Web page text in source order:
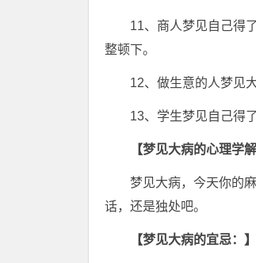
11、商人梦见自己得
整顿下。
12、做生意的人梦见
13、学生梦见自己得
【梦见大病的心理学解
梦见大病，今天你的
话，还是独处吧。
【梦见大病的宜忌：】